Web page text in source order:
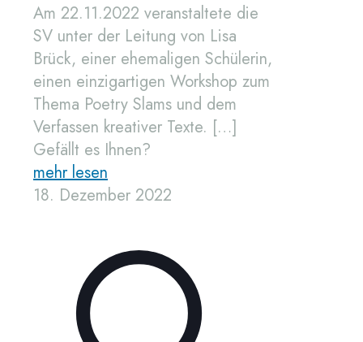
Am 22.11.2022 veranstaltete die
SV unter der Leitung von Lisa
Brück, einer ehemaligen Schülerin,
einen einzigartigen Workshop zum
Thema Poetry Slams und dem
Verfassen kreativer Texte. […]
Gefällt es Ihnen?
mehr lesen
18. Dezember 2022